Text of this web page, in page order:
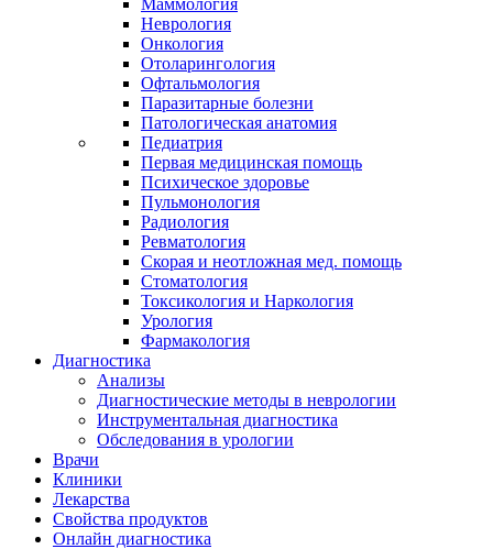
Маммология
Неврология
Онкология
Отоларингология
Офтальмология
Паразитарные болезни
Патологическая анатомия
Педиатрия
Первая медицинская помощь
Психическое здоровье
Пульмонология
Радиология
Ревматология
Скорая и неотложная мед. помощь
Стоматология
Токсикология и Наркология
Урология
Фармакология
Диагностика
Анализы
Диагностические методы в неврологии
Инструментальная диагностика
Обследования в урологии
Врачи
Клиники
Лекарства
Свойства продуктов
Онлайн диагностика